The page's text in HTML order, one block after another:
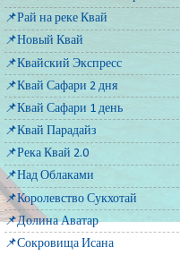
📌Рай на реке Квай
📌Новый Квай
📌Квайский Экспресс
📌Квай Сафари 2 дня
📌Квай Сафари 1 день
📌Квай Парадайз
📌Река Квай 2.0
📌Над Облаками
📌Королевство Сукхотай
📌Долина Аватар
📌Сокровища Исана